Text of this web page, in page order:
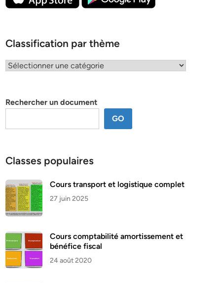
Classification par thème
Classification
Rechercher un document
GO
Classes populaires
Cours transport et logistique complet
27 juin 2025
Cours comptabilité amortissement et
bénéfice fiscal
24 août 2020